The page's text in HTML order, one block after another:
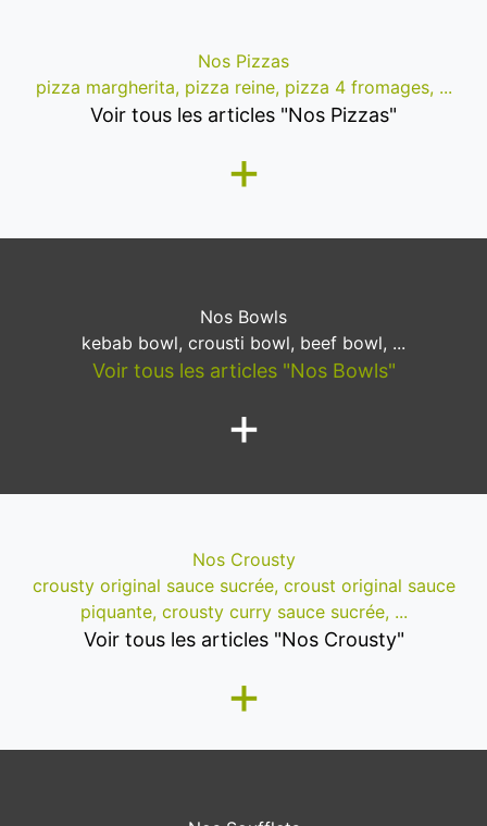
Nos Pizzas
pizza margherita, pizza reine, pizza 4 fromages, ...
Voir tous les articles "Nos Pizzas"
+
Nos Bowls
kebab bowl, crousti bowl, beef bowl, ...
Voir tous les articles "Nos Bowls"
+
Nos Crousty
crousty original sauce sucrée, croust original sauce
piquante, crousty curry sauce sucrée, ...
Voir tous les articles "Nos Crousty"
+